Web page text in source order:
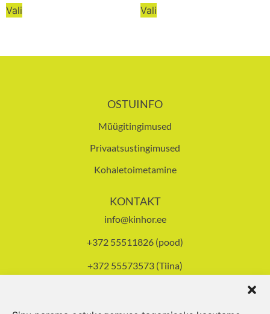
Vali Vali
OSTUINFO
Müügitingimused
Privaatsustingimused
Kohaletoimetamine
KONTAKT
info@kinhor.ee
+372 55511826 (pood)
+372 55573573 (Tiina)
Avatud E-R 8-17.30,L 10-14